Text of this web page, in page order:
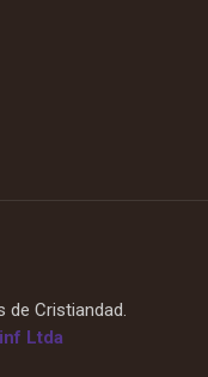
de Cristiandad.
Ltda